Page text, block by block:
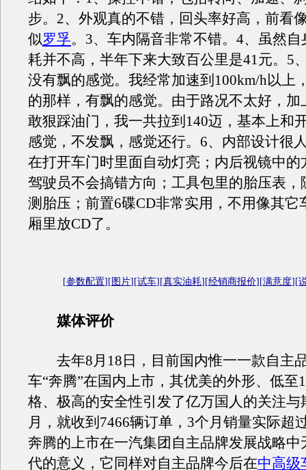
步。2、外观真的不错，回头率好高，前看
似罗孚。3、车内隔音非常不错。4、虽然
耗并不高，半年下来大致百公里是41元。5
没有飘的感觉。我经常加速到100km/h以上
的那样，有飘的感觉。由于路况不太好，加
敢狠踩油门，我一共拉到140迈，基本上和
感觉，不发飘，感觉还行。6、内部设计很
在打开车门时里面自动灯亮；内后视镜中的
驾驶员不会搞错方向；工具包里的胎压表，
测胎压；前置6碟CD非常实用，不用像其它
厢里放CD了。
[参数配置][ 图片][试车][真实油耗][经销商报价][满意度][
媒体评价
去年8月18日，目前国内惟一一款自主
车“奔腾”在国内上市，其优美的外形、低至
格、极高的安全性引发了亿万国人的关注与
月，就收到7466辆订单，3个月销量实际超
奔腾的上市在一汽集团自主品牌发展战略中
代的意义，它同样对自主品牌今后在中高级